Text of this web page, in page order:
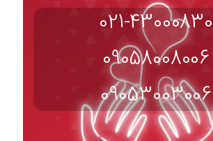
021-43000830
09058008006
09053003006